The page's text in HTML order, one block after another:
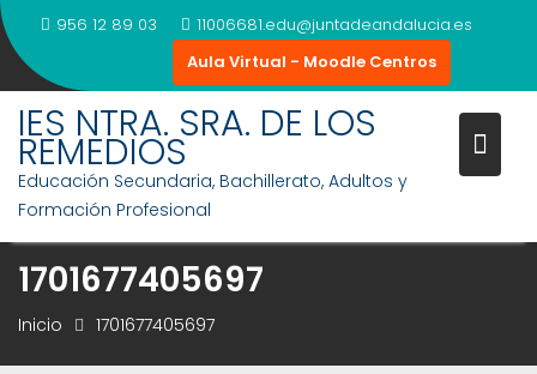
Saltar
al
contenido
956 12 89 03
11006681.edu@juntadeandalucia.es
Aula Virtual - Moodle Centros
IES NTRA. SRA. DE LOS
REMEDIOS
Educación Secundaria, Bachillerato, Adultos y
Formación Profesional
1701677405697
Inicio 1701677405697